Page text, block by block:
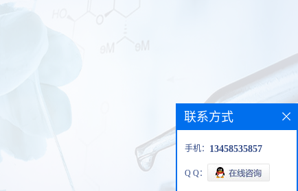
联系方式
手机： 13458535857
Q Q：